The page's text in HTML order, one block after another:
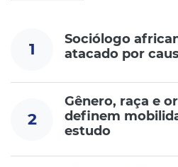
1
Sociólogo
atacado por
2
Gênero, raça e
definem
estudo